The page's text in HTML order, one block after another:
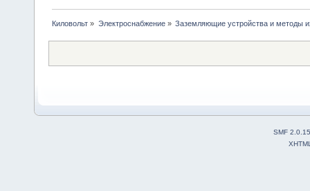
Киловольт » Электроснабжение» Заземляющие устройства и методы
SMF 2.0.15